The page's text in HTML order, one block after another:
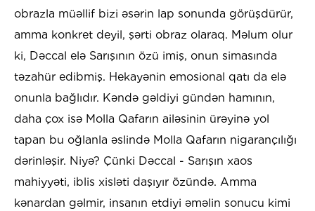
obrazla müəllif bizi əsərin lap sonunda görüşdürür,
amma konkret deyil, şərti obraz olaraq. Məlum olur
ki, Dəccal elə Sarışının özü imiş, onun simasında
təzahür edibmiş. Hekayənin emosional qatı da elə
onunla bağlıdır. Kəndə gəldiyi gündən hamının,
daha çox isə Molla Qafarın ailəsinin ürəyinə yol
tapan bu oğlanla əslində Molla Qafarın nigarançılığı
dərinləşir. Niyə? Çünki Dəccal - Sarışın xaos
mahiyyəti, iblis xisləti daşıyır özündə. Amma
kənardan gəlmir, insanın etdiyi əməlin sonucu kimi